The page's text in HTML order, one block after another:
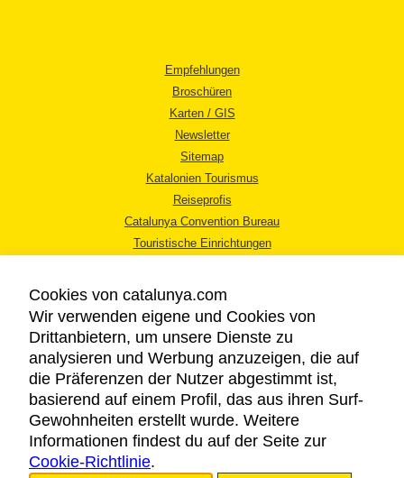
Empfehlungen
Broschüren
Karten / GIS
Newsletter
Sitemap
Katalonien Tourismus
Reiseprofis
Catalunya Convention Bureau
Touristische Einrichtungen
RECHTLICHER HINWEIS
DATENSCHUTZICHTLINIE
COOKIES
BARRIEREFREIHEIT
Cookies von catalunya.com
Wir verwenden eigene und Cookies von
Drittanbietern, um unsere Dienste zu
analysieren und Werbung anzuzeigen, die auf
die Präferenzen der Nutzer abgestimmt ist,
basierend auf einem Profil, das aus ihren Surf-
Gewohnheiten erstellt wurde. Weitere
Informationen findest du auf der Seite zur
Cookie-Richtlinie.